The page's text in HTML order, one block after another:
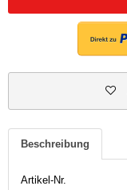
Beschreibung
Artikel-Nr.